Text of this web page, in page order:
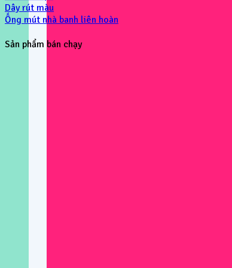
Dây rút màu
Ống mút nhà banh liên hoàn
Sản phẩm bán chạy